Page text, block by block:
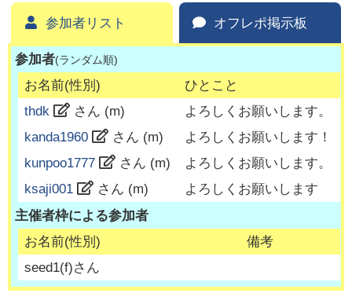
参加者リスト オフレポ掲示板
参加者(ランダム順)
お名前(性別)
ひとこと
thdk
さん (m)
よろしくお願いします。
kanda1960
さん (m)
よろしくお願いします！
kunpoo1777
さん (m)
よろしくお願いします。
ksaji001
さん (m)
よろしくお願いします
主催者枠による参加者
お名前(性別)
備考
seed1(f)さん